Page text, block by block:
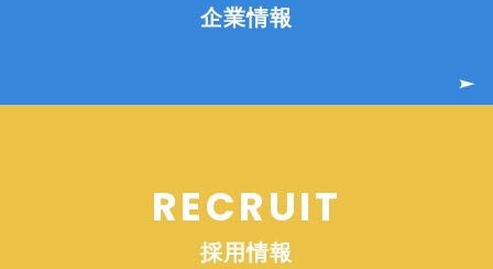
企業情報
RECRUIT
採用情報